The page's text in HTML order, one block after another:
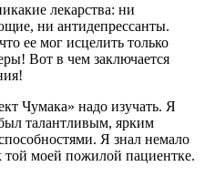
лекарства: ни
ни антидепрессанты.
ее мог исцелить только
Вот в чем заключается
Чумака» надо изучать. Я
талантливым, ярким
Я знал немало
моей пожилой пациентке.